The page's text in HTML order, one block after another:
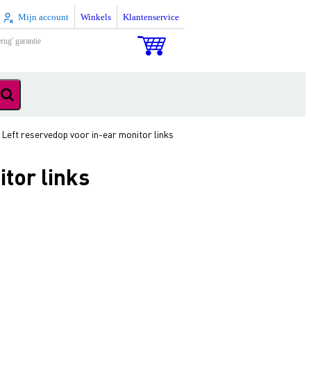
Mijn account Winkels Klantenservice
garantie
reservedop voor in-ear monitor links
links